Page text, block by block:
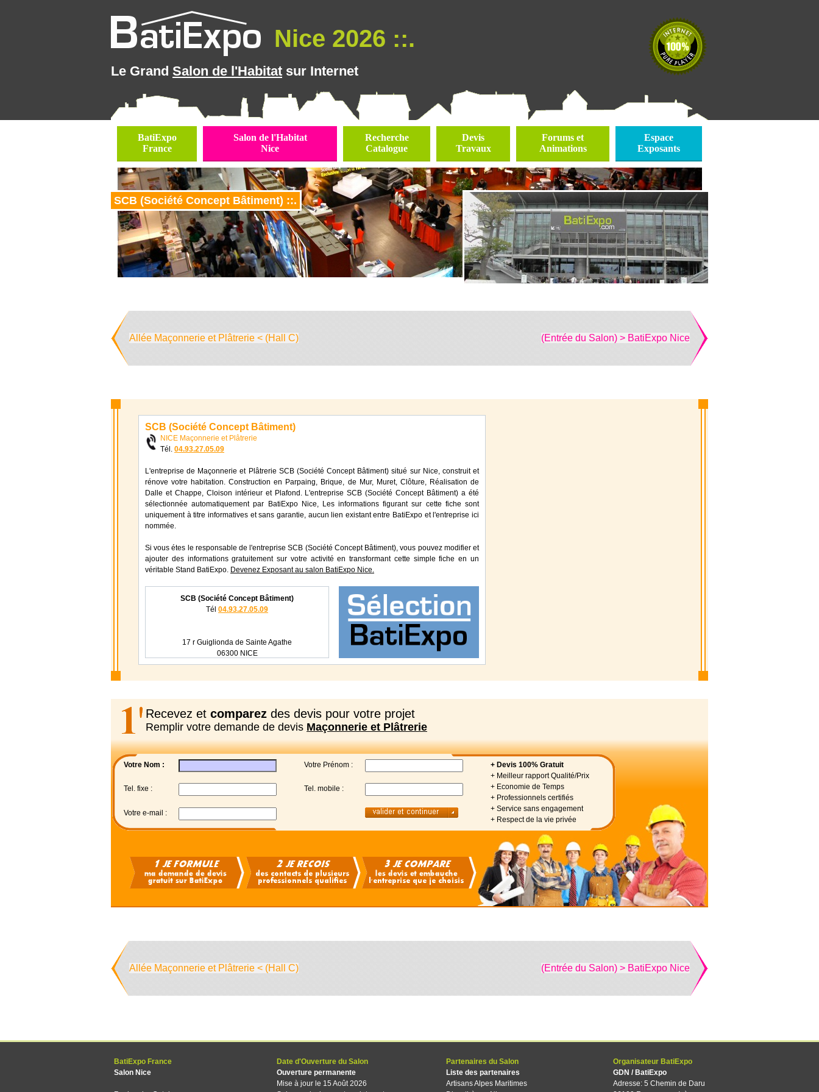
Nice 2026 ::.
Le Grand Salon de l'Habitat sur Internet
BatiExpo
France
Salon de l'Habitat
Nice
Recherche
Catalogue
Devis
Travaux
Forums et
Animations
Espace
Exposants
SCB (Société Concept Bâtiment) ::.
Allée Maçonnerie et Plâtrerie < (Hall C) (Entrée du Salon) > BatiExpo Nice
SCB (Société Concept Bâtiment)
NICE Maçonnerie et Plâtrerie
Tél. 04.93.27.05.09
L'entreprise de Maçonnerie et Plâtrerie SCB (Société Concept Bâtiment) situé sur Nice, construit et
rénove votre habitation. Construction en Parpaing, Brique, de Mur, Muret, Clôture, Réalisation de
Dalle et Chappe, Cloison intérieur et Plafond. L'entreprise SCB (Société Concept Bâtiment) a été
sélectionnée automatiquement par BatiExpo Nice, Les informations figurant sur cette fiche sont
uniquement à titre informatives et sans garantie, aucun lien existant entre BatiExpo et l'entreprise ici
nommée.
Si vous étes le responsable de l'entreprise SCB (Société Concept Bâtiment), vous pouvez modifier et
ajouter des informations gratuitement sur votre activité en transformant cette simple fiche en un
véritable Stand BatiExpo. Devenez Exposant au salon BatiExpo Nice.
SCB (Société Concept Bâtiment)
Tél 04.93.27.05.09
17 r Guiglionda de Sainte Agathe
06300 NICE
Recevez et comparez des devis pour votre projet
Remplir votre demande de devis Maçonnerie et Plâtrerie
Votre Nom : Votre Prénom :
+ Devis 100% Gratuit
+ Meilleur rapport Qualité/Prix
+ Economie de Temps
+ Professionnels certifiés
+ Service sans engagement
+ Respect de la vie privée
Tel. fixe : Tel. mobile :
Votre e-mail :
Allée Maçonnerie et Plâtrerie < (Hall C) (Entrée du Salon) > BatiExpo Nice
BatiExpo France
Salon Nice
Date d'Ouverture du Salon
Ouverture permanente
Mise à jour le 15 Août 2026
Partenaires du Salon
Liste des partenaires
Artisans Alpes Maritimes
Organisateur BatiExpo
GDN / BatiExpo
Adresse: 5 Chemin de Daru